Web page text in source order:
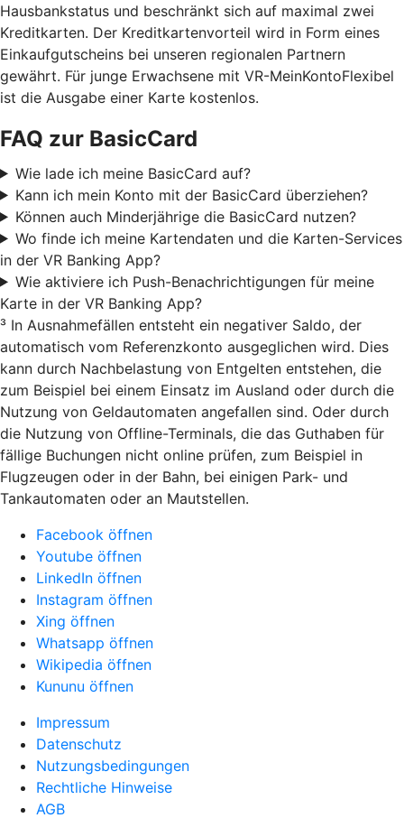
Hausbankstatus und beschränkt sich auf maximal zwei
Kreditkarten. Der Kreditkartenvorteil wird in Form eines
Einkaufgutscheins bei unseren regionalen Partnern
gewährt. Für junge Erwachsene mit VR-MeinKontoFlexibel
ist die Ausgabe einer Karte kostenlos.
FAQ zur BasicCard
Wie lade ich meine BasicCard auf?
Kann ich mein Konto mit der BasicCard überziehen?
Können auch Minderjährige die BasicCard nutzen?
Wo finde ich meine Kartendaten und die Karten-Services
in der VR Banking App?
Wie aktiviere ich Push-Benachrichtigungen für meine
Karte in der VR Banking App?
³ In Ausnahmefällen entsteht ein negativer Saldo, der
automatisch vom Referenzkonto ausgeglichen wird. Dies
kann durch Nachbelastung von Entgelten entstehen, die
zum Beispiel bei einem Einsatz im Ausland oder durch die
Nutzung von Geldautomaten angefallen sind. Oder durch
die Nutzung von Offline-Terminals, die das Guthaben für
fällige Buchungen nicht online prüfen, zum Beispiel in
Flugzeugen oder in der Bahn, bei einigen Park- und
Tankautomaten oder an Mautstellen.
Facebook öffnen
Youtube öffnen
LinkedIn öffnen
Instagram öffnen
Xing öffnen
Whatsapp öffnen
Wikipedia öffnen
Kununu öffnen
Impressum
Datenschutz
Nutzungsbedingungen
Rechtliche Hinweise
AGB